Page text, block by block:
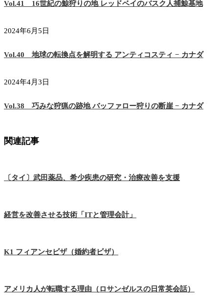
Vol.41 16世紀の鯨狩りの地 レッドベイのバスク人捕鯨基地
2024年6月5日
Vol.40 地球の転換点を解明する アンティコスティ − カナダ
2024年4月3日
Vol.38 巧みな狩猟の跡地 バッファロー狩りの断崖 − カナダ
関連記事
〔タイ〕武田薬品、希少疾患の研究・治療改善を支援
経営を改善させる技術「ITと管理会計」
K1 フィアンセビザ（婚約者ビザ）
アメリカ人が転職する理由（ロサンゼルスの日常英会話）